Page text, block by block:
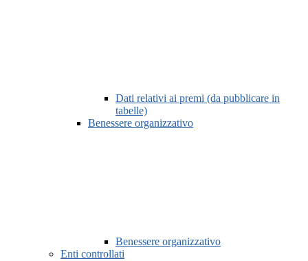
Dati relativi ai premi (da pubblicare in
tabelle)
Benessere organizzativo
Benessere organizzativo
Enti controllati